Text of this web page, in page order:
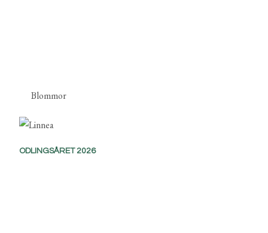
Blommor
ODLINGSÅRET 2026